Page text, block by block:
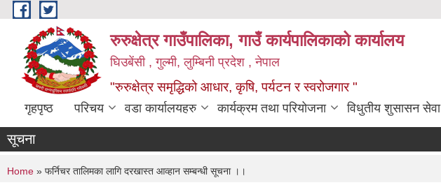
Skip to main content
रुरुक्षेत्र गाउँपालिका, गाउँ कार्यपालिकाको कार्यालय
घिउबेंसी , गुल्मी, लुम्बिनी प्रदेश , नेपाल
"रुरुक्षेत्र समृद्धिको आधार, कृषि, पर्यटन र स्वरोजगार "
गृहपृष्ठ परिचय वडा कार्यालयहरु कार्यक्रम तथा परियोजना विधुतीय शुसासन सेवा
सूचना
You are here
Home » फर्निचर तालिमका लागि दरखास्त आव्हान सम्बन्धी सूचना ।।